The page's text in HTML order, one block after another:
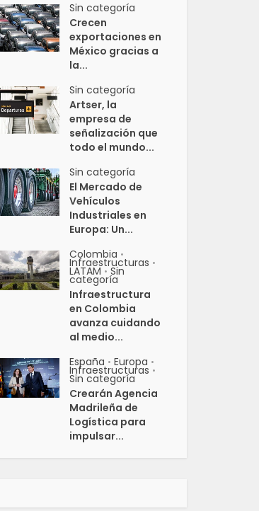
Sin categoría
Crecen
exportaciones en
México gracias a
la...
Sin categoría
Artser, la
empresa de
señalización que
todo el mundo...
Sin categoría
El Mercado de
Vehículos
Industriales en
Europa: Un...
Colombia •
Infraestructuras •
LATAM • Sin
categoría
Infraestructura
en Colombia
avanza cuidando
al medio...
España • Europa •
Infraestructuras •
Sin categoría
Crearán Agencia
Madrileña de
Logística para
impulsar...